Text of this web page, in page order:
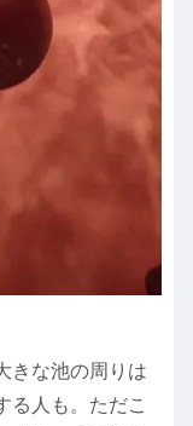
きな池の周りは
る人も。ただこ